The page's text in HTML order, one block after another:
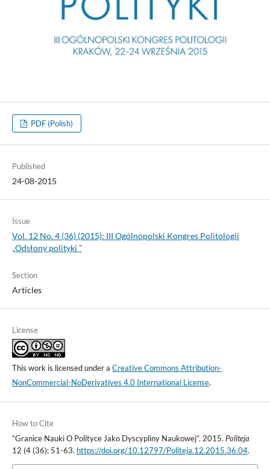
PDF (Polish)
Published
24-08-2015
Issue
Vol. 12 No. 4 (36) (2015): III Ogólnopolski Kongres Politologii
„Odsłony polityki ”
Section
Articles
License
This work is licensed under a Creative Commons Attribution-
NonCommercial-NoDerivatives 4.0 International License.
How to Cite
“Granice Nauki O Polityce Jako Dyscypliny Naukowej”. 2015. Politeja
12 (4 (36): 51-63. https://doi.org/10.12797/Politeja.12.2015.36.04.